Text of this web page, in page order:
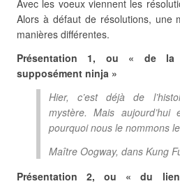
Avec les voeux viennent les
Alors à défaut de résolutions, une
manières différentes.
Présentation 1, ou « de la
supposément ninja »
Hier, c’est déjà de
mystère. Mais aujourd’hui
pourquoi nous le nommons
Maître Oogway, dans Kung
Présentation 2, ou « du